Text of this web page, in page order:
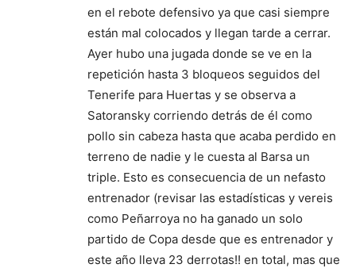
en el rebote defensivo ya que casi siempre
están mal colocados y llegan tarde a cerrar.
Ayer hubo una jugada donde se ve en la
repetición hasta 3 bloqueos seguidos del
Tenerife para Huertas y se observa a
Satoransky corriendo detrás de él como
pollo sin cabeza hasta que acaba perdido en
terreno de nadie y le cuesta al Barsa un
triple. Esto es consecuencia de un nefasto
entrenador (revisar las estadísticas y vereis
como Peñarroya no ha ganado un solo
partido de Copa desde que es entrenador y
este año lleva 23 derrotas!! en total, mas que